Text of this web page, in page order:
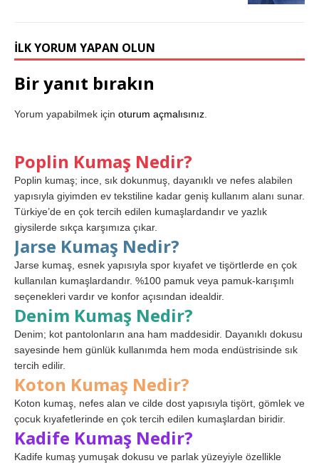
İLK YORUM YAPAN OLUN
Bir yanıt bırakın
Yorum yapabilmek için oturum açmalısınız
Poplin Kumaş Nedir?
Poplin kumaş; ince, sık dokunmuş, dayanıklı ve nefes alabilen
yapısıyla giyimden ev tekstiline kadar geniş kullanım alanı sunar.
Türkiye’de en çok tercih edilen kumaşlardandır ve yazlık
giysilerde sıkça karşımıza çıkar.
Jarse Kumaş Nedir?
Jarse kumaş, esnek yapısıyla spor kıyafet ve tişörtlerde en çok
kullanılan kumaşlardandır. %100 pamuk veya pamuk-karışımlı
seçenekleri vardır ve konfor açısından idealdir.
Denim Kumaş Nedir?
Denim; kot pantolonların ana ham maddesidir. Dayanıklı dokusu
sayesinde hem günlük kullanımda hem moda endüstrisinde sık
tercih edilir.
Koton Kumaş Nedir?
Koton kumaş, nefes alan ve cilde dost yapısıyla tişört, gömlek ve
çocuk kıyafetlerinde en çok tercih edilen kumaşlardan biridir.
Kadife Kumaş Nedir?
Kadife kumaş yumuşak dokusu ve parlak yüzeyiyle özellikle